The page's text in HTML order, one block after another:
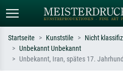
Standardsuche
Startseite Kunststile
Nicht
Unbekannt Unbekannt
Unbekannt, Iran, spätes 17.